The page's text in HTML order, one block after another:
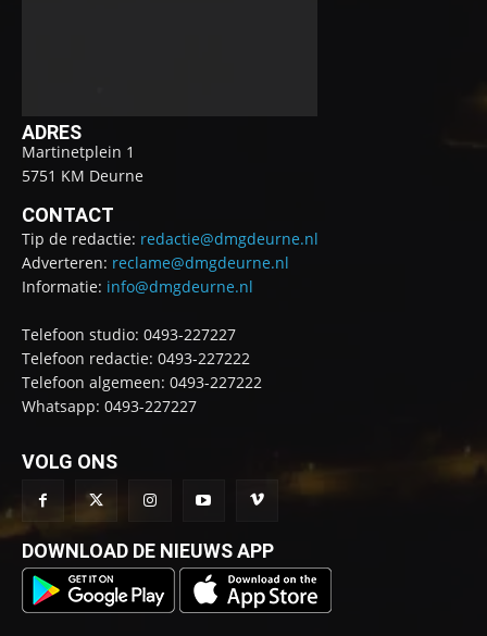
ADRES
Martinetplein 1
5751 KM Deurne
CONTACT
Tip de redactie: redactie@dmgdeurne.nl
Adverteren: reclame@dmgdeurne.nl
Informatie: info@dmgdeurne.nl
Telefoon studio: 0493-227227
Telefoon redactie: 0493-227222
Telefoon algemeen: 0493-227222
Whatsapp: 0493-227227
VOLG ONS
DOWNLOAD DE NIEUWS APP